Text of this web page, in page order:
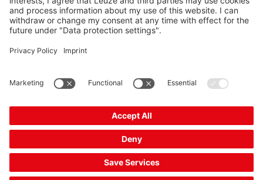
MLDSET-M2-T
Set emniyet sensörü
Ürün numarası:
Işın sayısı:
3 Adet
Tahmini teslimat süresi: 7 iş günü
Karşılaştır
Teklif talep et